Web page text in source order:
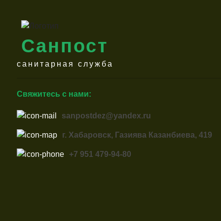
Санпост
санитарная служба
Свяжитесь с нами:
sanpostdez@yandex.ru
г. Хабаровск, Газиява Казанбиева, 419
+7 951 479-94-80